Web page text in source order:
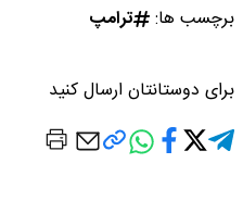
برچسب ها: ترامپ
برای دوستانتان ارسال کنید